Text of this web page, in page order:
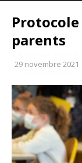
parents
29 novembre 2021